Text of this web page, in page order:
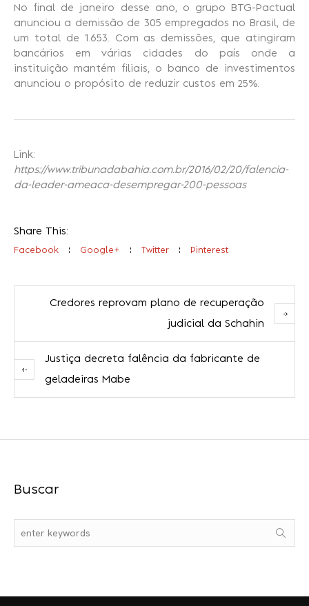
No final de janeiro desse ano, o grupo BTG-Pactual
anunciou a demissão de 305 empregados no Brasil, de
um total de 1.653. Com as demissões, que atingiram
bancários em várias cidades do país onde a
instituição mantém filiais, o banco de investimentos
anunciou o propósito de reduzir custos em 25%.
Link:
https://www.tribunadabahia.com.br/2016/02/20/falencia-
da-leader-ameaca-desempregar-200-pessoas
Share This:
Facebook Google+ Twitter Pinterest
Credores reprovam plano de recuperação
judicial da Schahin
Justiça decreta falência da fabricante de
geladeiras Mabe
Buscar